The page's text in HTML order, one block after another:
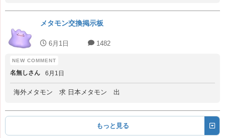
メタモン交換掲示板
6月1日 1482
名無しさん 6月1日
海外メタモン 求 日本メタモン 出
もっと見る